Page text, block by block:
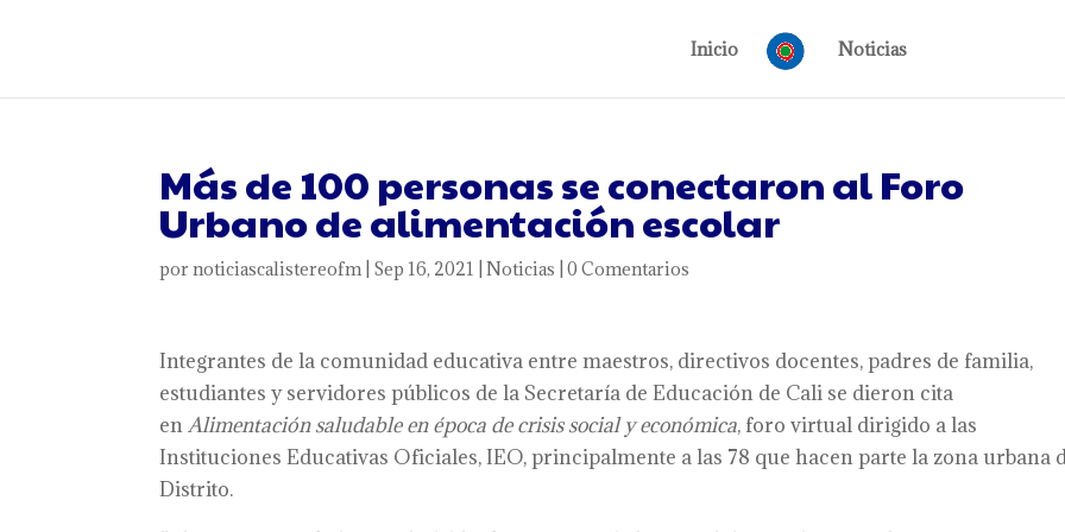
Inicio Noticias
Más de 100 personas se conectaron al Foro
Urbano de alimentación escolar
pornoticiascalistereofm| Sep 16, 2021 |Noticias |0 Comentarios
Integrantes de la comunidad educativa entre maestros, directivos docentes, padres de familia,
estudiantes y servidores públicos de la Secretaría de Educación de Cali se dieron cita
enAlimentación saludable en época de crisis social y económica, foro virtual dirigido a las
Instituciones Educativas Oficiales, IEO, principalmente a las 78 que hacen parte la zona urbana
Distrito.